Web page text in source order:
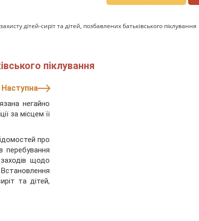
дітей-сиріт та дітей, позбавлених батьківського піклування
піклування
Наступна
негайно
за місцем її
про
перебування
щодо
та дітей,